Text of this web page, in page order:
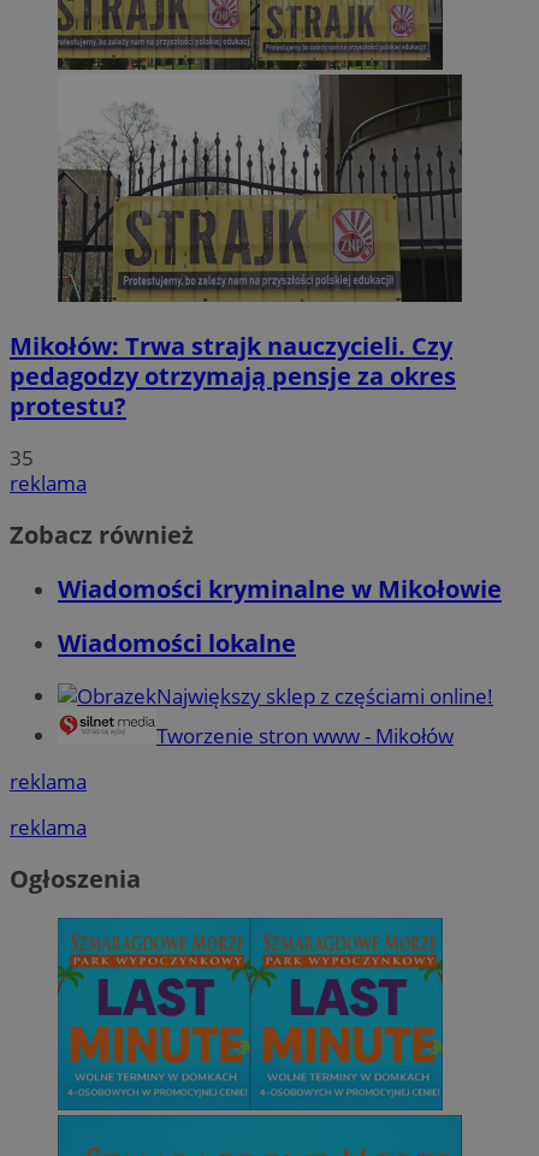
Mikołów: Trwa strajk nauczycieli. Czy
pedagodzy otrzymają pensje za okres
protestu?
35
reklama
Zobacz również
Wiadomości kryminalne w Mikołowie
Wiadomości lokalne
Największy sklep z częściami online!
Tworzenie stron www - Mikołów
reklama
reklama
Ogłoszenia